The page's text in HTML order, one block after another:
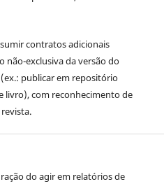
contratos adicionais
não-exclusiva da versão do
publicar em repositório
livro), com reconhecimento de
do agir em relatórios de